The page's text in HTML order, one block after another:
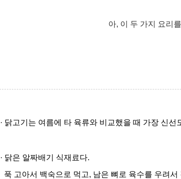
아, 이 두 가지 요리
· 닭고기는 여름에 타 육류와 비교했을 때 가장 신
· 닭은 알짜배기 식재료다.
푹 고아서 백숙으로 먹고, 남은 뼈로 육수를 우려서